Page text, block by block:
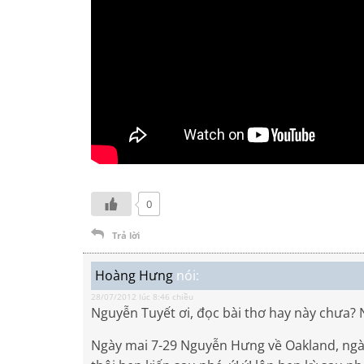
0
Trả lời
Hoàng Hưng nói:
28/07/2012 lúc 8:46 chiều
Nguyễn Tuyết ơi, đọc bài thơ hay này chưa?
Ngày mai 7-29 Nguyễn Hưng về Oakland,